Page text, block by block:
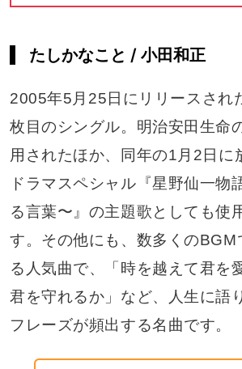
たしかなこと / 小田和正
2005年5月25日にリリースされ
枚目のシングル。明治安田生命
用されたほか、同年の1月2日に
ドラマスペシャル『星野仙一物
る言葉〜』の主題歌としても使
す。その他にも、数多くのBGM
る人気曲で、「時を越えて君を
君を守れるか」など、人生に語
フレーズが頻出する名曲です。